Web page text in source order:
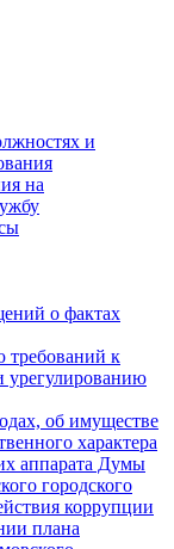
и
на
о фактах
требований к
урегулированию
об имуществе
характера
аппарата Думы
городского
коррупции
плана